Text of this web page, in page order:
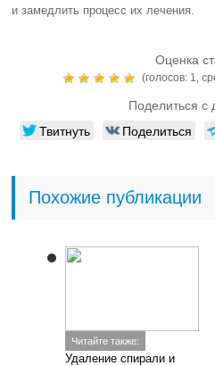
и замедлить процесс их лечения.
Оценка
(голосов: 1,
Поделиться с
Твитнуть Поделиться
Похожие публикации
Читайте также:
Удаление спирали и